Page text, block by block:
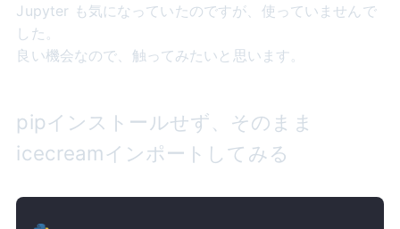
Jupyter も気になっていたのですが、使っていませんで
した。
良い機会なので、触ってみたいと思います。
pipインストールせず、そのまま
icecreamインポートしてみる